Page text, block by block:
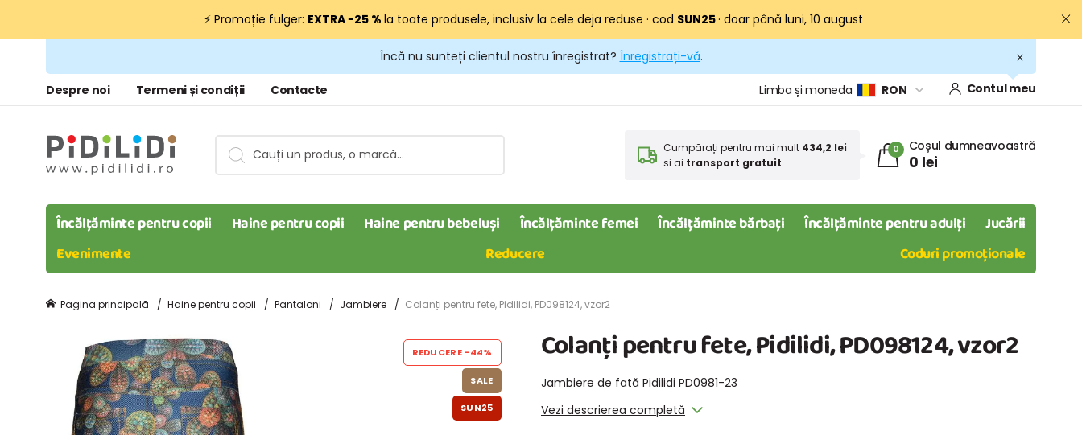
⚡ Promoție fulger: EXTRA −25 % la toate produsele, inclusiv la cele deja reduse · cod SUN25· doar până luni, 10 august
Încă nu sunteți clientul nostru înregistrat? Înregistrați-vă.
Despre noi Termeni și condiții Contacte Limba și moneda RON Contul meu
Cumpărați pentru mai mult 434,2 lei
si ai transport gratuit
0 Coșul dumneavoastră
0 lei
Încălțăminte pentru copii Haine pentru copii Haine pentru bebeluși Încălțăminte femei Încălțăminte bărbați Încălțăminte pentru adulți
Jucării
Evenimente
Reducere Coduri promoționale
Pagina principală Haine pentru copii Pantaloni Jambiere Colanți pentru fete, Pidilidi, PD098124, vzor2
Colanți pentru fete, Pidilidi, PD098124, vzor2
Jambiere de fată Pidilidi PD0981-23
Vezi descrierea completă
REDUCERE-44%
SALE
SUN25